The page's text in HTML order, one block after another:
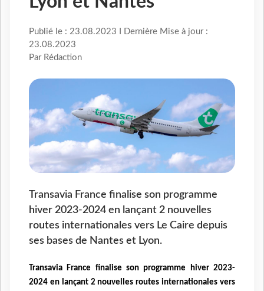
Publié le : 23.08.2023 I Dernière Mise à jour :
23.08.2023
Par Rédaction
Transavia France finalise son programme
hiver 2023-2024 en lançant 2 nouvelles
routes internationales vers Le Caire depuis
ses bases de Nantes et Lyon.
Transavia France finalise son programme hiver 2023-
2024 en lançant 2 nouvelles routes internationales vers